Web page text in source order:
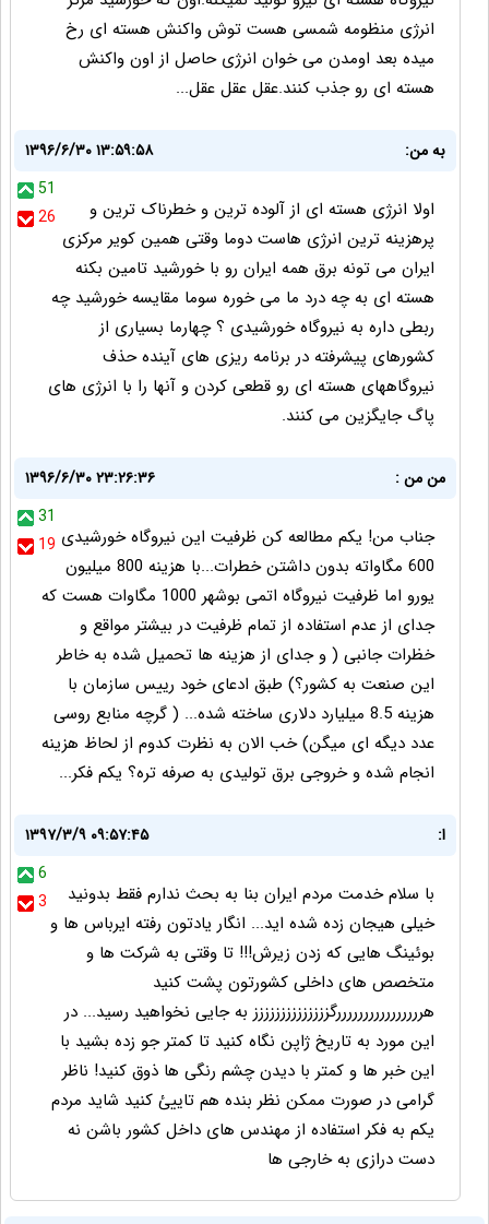
انرژی منظومه شمسی هست توش واکنش هسته ای رخ
میده بعد اومدن می خوان انرژی حاصل از اون واکنش
هسته ای رو جذب کنند.عقل عقل عقل...
به من:
۱۳۹۶/۶/۳۰ ۱۳:۵۹:۵۸
51
26
اولا انرژی هسته ای از آلوده ترین و خطرناک ترین و
پرهزینه ترین انرژی هاست دوما وقتی همین کویر مرکزی
ایران می تونه برق همه ایران رو با خورشید تامین بکنه
هسته ای به چه درد ما می خوره سوما مقایسه خورشید چه
ربطی داره به نیروگاه خورشیدی ؟ چهارما بسیاری از
کشورهای پیشرفته در برنامه ریزی های آینده حذف
نیروگاههای هسته ای رو قطعی کردن و آنها را با انرژی های
پاگ جایگزین می کنند.
من من :
۱۳۹۶/۶/۳۰ ۲۳:۲۶:۳۶
31
19 جناب من! یکم مطالعه کن ظرفیت این نیروگاه خورشیدی
600 مگاواته بدون داشتن خطرات...با هزینه 800 میلیون
یورو اما ظرفیت نیروگاه اتمی بوشهر 1000 مگاوات هست که
جدای از عدم استفاده از تمام ظرفیت در بیشتر مواقع و
خظرات جانبی ( و جدای از هزینه ها تحمیل شده به خاطر
این صنعت به کشور؟) طبق ادعای خود رییس سازمان با
هزینه 8.5 میلیارد دلاری ساخته شده... ( گرچه منابع روسی
عدد دیگه ای میگن) خب الان به نظرت کدوم از لحاظ هزینه
انجام شده و خروجی برق تولیدی به صرفه تره؟ یکم فکر...
ا:
۱۳۹۷/۳/۹ ۰۹:۵۷:۴۵
6
3
با سلام خدمت مردم ایران بنا به بحث ندارم فقط بدونید
خیلی هیجان زده شده اید... انگار یادتون رفته ایرباس ها و
بوئینگ هایی که زدن زیرش!!! تا وقتی به شرکت ها و
متخصص های داخلی کشورتون پشت کنید
هررررررررررررررررگزززززززززززززز به جایی نخواهید رسید... در
این مورد به تاریخ ژاپن نگاه کنید تا کمتر جو زده بشید با
این خبر ها و کمتر با دیدن چشم رنگی ها ذوق کنید! ناظر
گرامی در صورت ممکن نظر بنده هم تاییئ کنید شاید مردم
یکم به فکر استفاده از مهندس های داخل کشور باشن نه
دست درازی به خارجی ها